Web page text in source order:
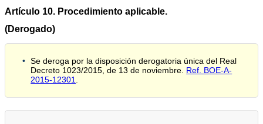
Artículo 10. Procedimiento aplicable.
(Derogado)
Se deroga por la disposición derogatoria única del Real
Decreto 1023/2015, de 13 de noviembre. Ref. BOE-A-
2015-12301.